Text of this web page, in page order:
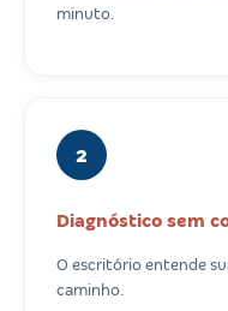
minuto.
2
Diagnóstico sem
O escritório entende
caminho.